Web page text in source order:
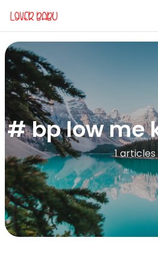
# bp low me
1 articles